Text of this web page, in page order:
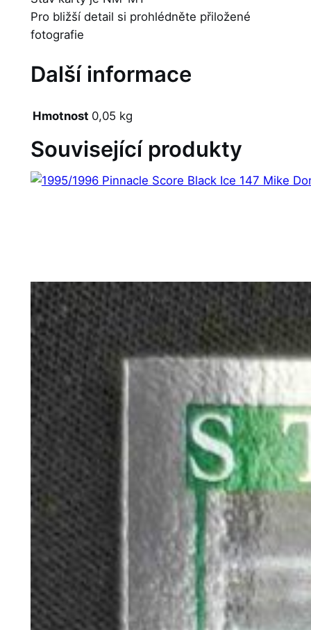
Pro bližší detail si prohlédněte přiložené
fotografie
Další informace
Hmotnost 0,05 kg
Související produkty